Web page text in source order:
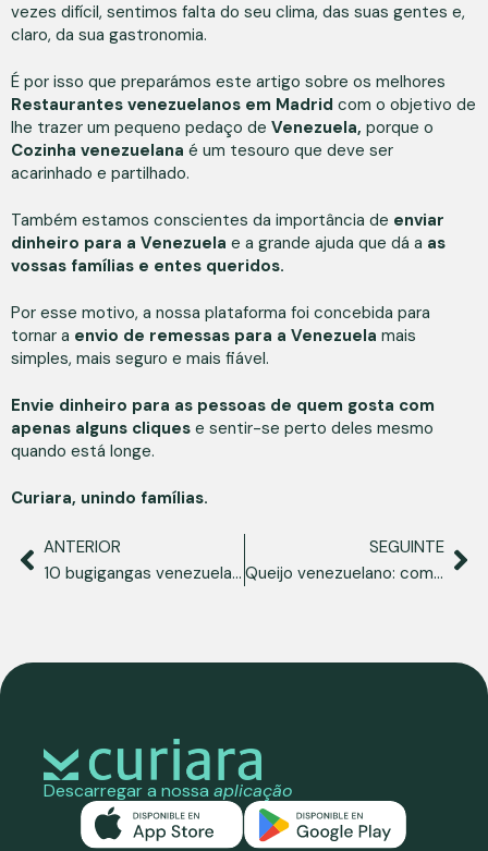
vezes difícil, sentimos falta do seu clima, das suas gentes e,
claro, da sua gastronomia.
É por isso que preparámos este artigo sobre os melhores
Restaurantes venezuelanos em Madrid com o objetivo de
lhe trazer um pequeno pedaço de Venezuela, porque o
Cozinha venezuelana é um tesouro que deve ser
acarinhado e partilhado.
Também estamos conscientes da importância de enviar
dinheiro para a Venezuela e a grande ajuda que dá a as
vossas famílias e entes queridos.
Por esse motivo, a nossa plataforma foi concebida para
tornar a envio de remessas para a Venezuela mais
simples, mais seguro e mais fiável.
Envie dinheiro para as pessoas de quem gosta com
apenas alguns cliques e sentir-se perto deles mesmo
quando está longe.
Curiara, unindo famílias.
ANTERIOR
10 bugigangas venezuelanas que pode encontrar em Espanha
SEGUINTE
Queijo venezuelano: como tirar o máximo proveito dele e onde encontrá-lo?
Descarregar a nossa aplicação